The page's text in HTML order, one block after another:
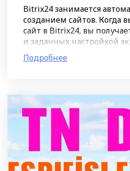
Bitrix24 занимается
созданием сайтов. Когда
сайт в Bitrix24, вы
и заданных настройкой
страниц, блоков и
решение отлично
Подробнее